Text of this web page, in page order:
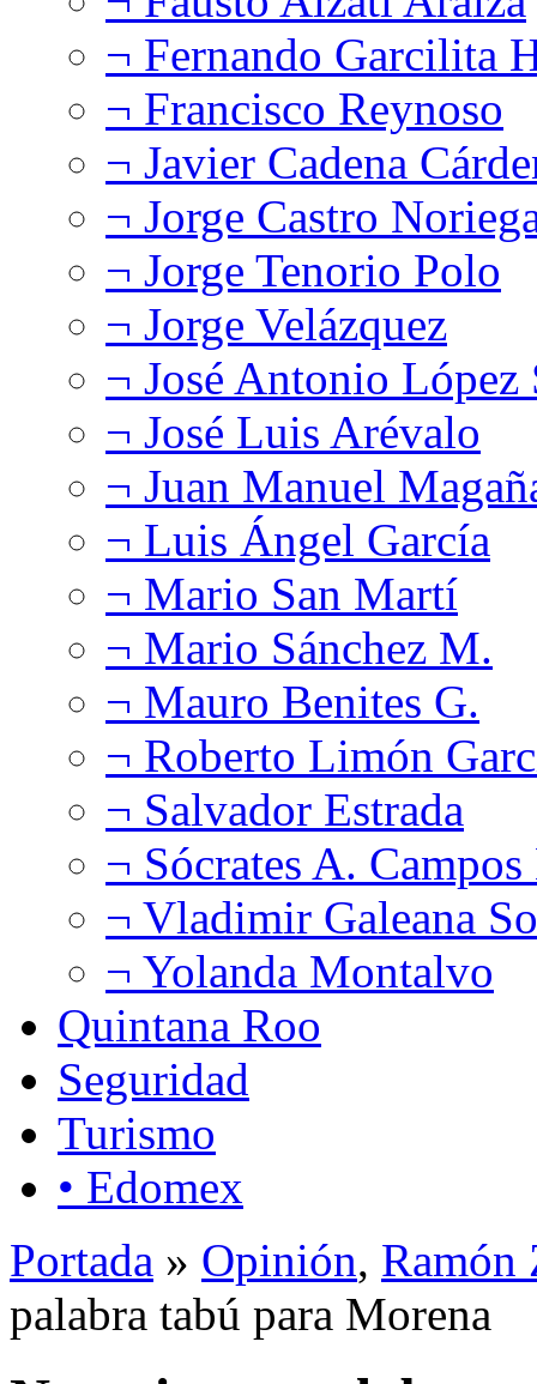
¬ Fernando Garcilita
¬ Francisco Reynoso
¬ Javier Cadena
¬ Jorge Castro
¬ Jorge Tenorio Polo
¬ Jorge Velázquez
¬ José Antonio López
¬ José Luis Arévalo
¬ Juan Manuel
¬ Luis Ángel García
¬ Mario San Martí
¬ Mario Sánchez M.
¬ Mauro Benites G.
¬ Roberto Limón
¬ Salvador Estrada
¬ Sócrates A.
¬ Vladimir Galeana
¬ Yolanda Montalvo
Quintana Roo
Seguridad
Turismo
• Edomex
Portada » Opinión, Ramón
palabra tabú para Morena